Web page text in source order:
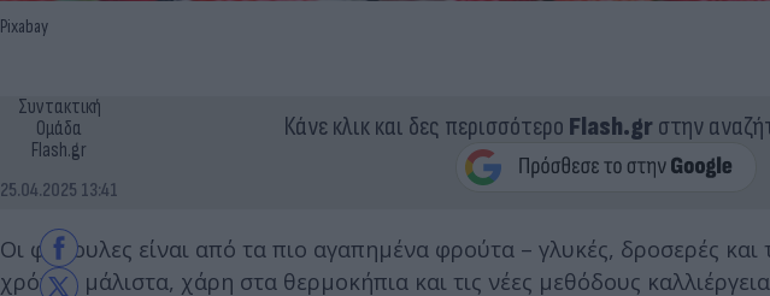
Pixabay
Συντακτική
Ομάδα
Flash.gr
25.04.2025 13:41
Κάνε κλικ και δες περισσότερο Flash.grστην
Οι φράουλες είναι από τα πιο αγαπημένα φρούτα – γλυκές, δροσερές και
χρόνια, μάλιστα, χάρη στα θερμοκήπια και τις νέες μεθόδους